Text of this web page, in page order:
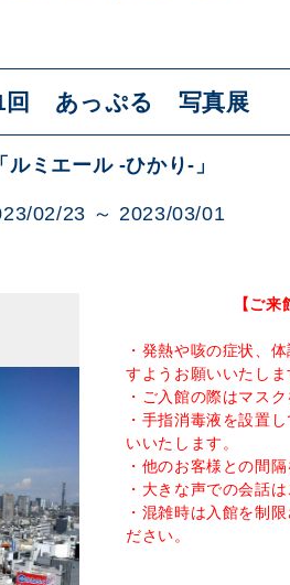
回 あっぷる 写真展
「ルミエール -ひかり-」
02/23 ～ 2023/03/01
【ご
・発熱や咳の症状、
すようお願いいたしま
・ご入館の際はマス
・手指消毒液を設置
いいたします。
・他のお客様との間
・大きな声での会話
・混雑時は入館を制
ださい。
み